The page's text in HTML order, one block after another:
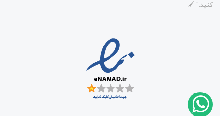
کنید." 🖌️